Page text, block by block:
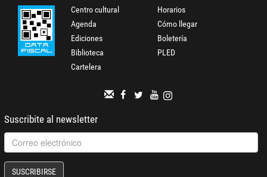
Centro cultural
Agenda
Ediciones
Biblioteca
Cartelera
Horarios
Cómo llegar
Boletería
PLED
Suscribite al newsletter
SUSCRIBIRSE